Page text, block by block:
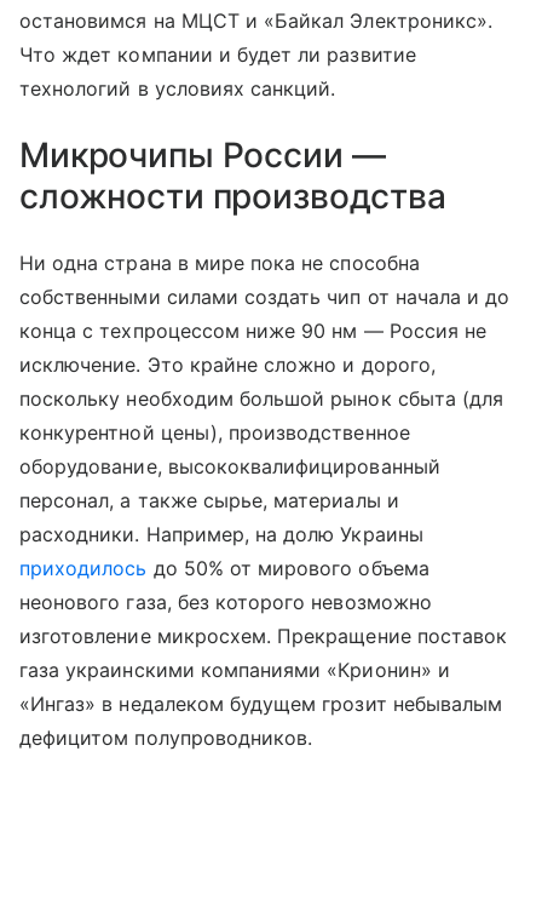
остановимся на МЦСТ и «Байкал Электроникс».
Что ждет компании и будет ли развитие
технологий в условиях санкций.
Микрочипы России —
сложности производства
Ни одна страна в мире пока не способна
собственными силами создать чип от начала и до
конца с техпроцессом ниже 90 нм — Россия не
исключение. Это крайне сложно и дорого,
поскольку необходим большой рынок сбыта (для
конкурентной цены), производственное
оборудование, высококвалифицированный
персонал, а также сырье, материалы и
расходники. Например, на долю Украины
приходилось до 50% от мирового объема
неонового газа, без которого невозможно
изготовление микросхем. Прекращение поставок
газа украинскими компаниями «Крионин» и
«Ингаз» в недалеком будущем грозит небывалым
дефицитом полупроводников.